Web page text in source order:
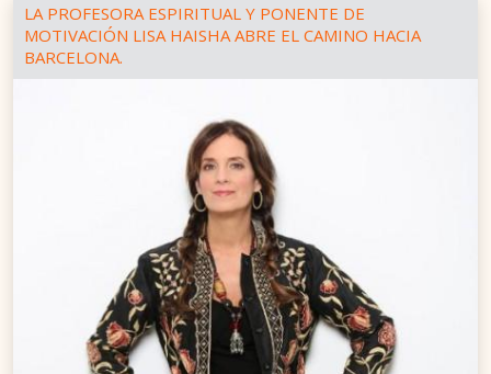
LA PROFESORA ESPIRITUAL Y PONENTE DE
MOTIVACIÓN LISA HAISHA ABRE EL CAMINO HACIA
BARCELONA.